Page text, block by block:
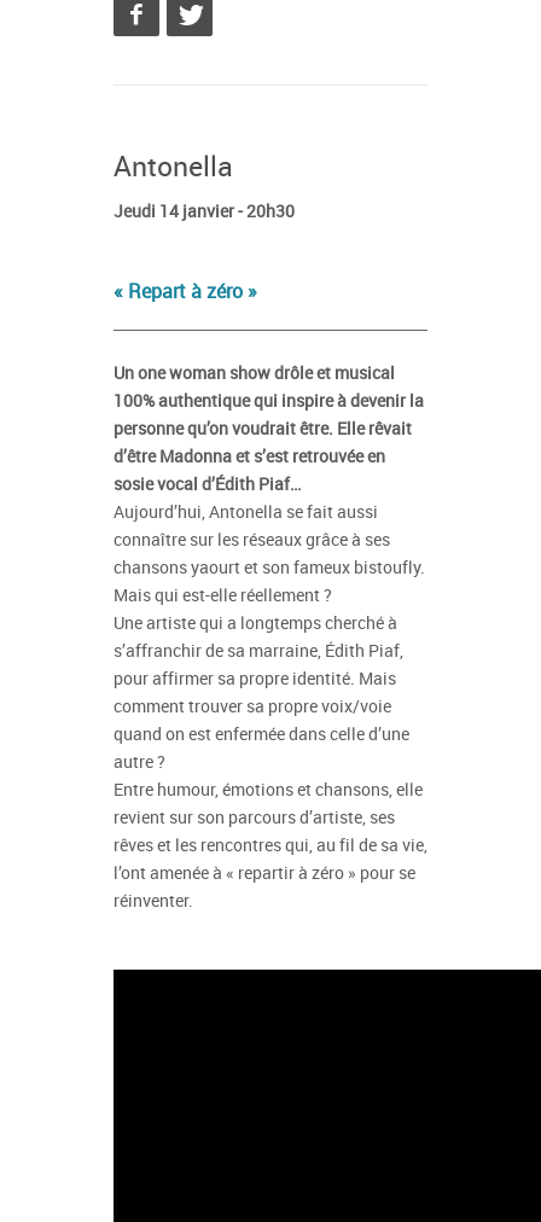
Antonella
Jeudi 14 janvier - 20h30
« Repart à zéro »
Un one woman show drôle et musical
100% authentique qui inspire à devenir la
personne qu’on voudrait être. Elle rêvait
d’être Madonna et s’est retrouvée en
sosie vocal d’Édith Piaf…
Aujourd’hui, Antonella se fait aussi
connaître sur les réseaux grâce à ses
chansons yaourt et son fameux bistoufly.
Mais qui est-elle réellement ?
Une artiste qui a longtemps cherché à
s’affranchir de sa marraine, Édith Piaf,
pour affirmer sa propre identité. Mais
comment trouver sa propre voix/voie
quand on est enfermée dans celle d’une
autre ?
Entre humour, émotions et chansons, elle
revient sur son parcours d’artiste, ses
rêves et les rencontres qui, au fil de sa vie,
l’ont amenée à « repartir à zéro » pour se
réinventer.